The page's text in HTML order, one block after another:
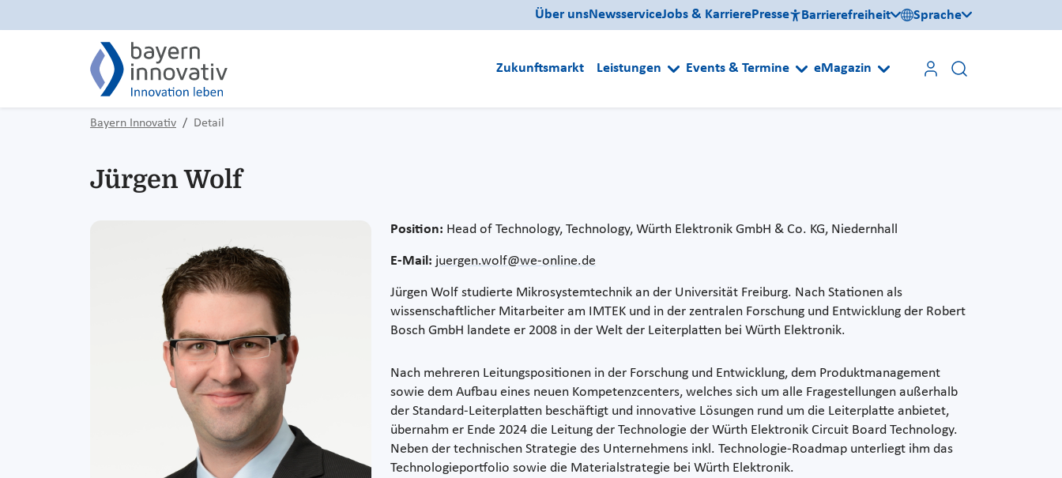
Über unsNewsserviceJobs & KarrierePresse Barrierefreiheit Sprache
Zukunftsmarkt Leistungen Events & Termine eMagazin
Bayern Innovativ Detail
Jürgen Wolf
Position: Head of Technology, Technology, Würth Elektronik GmbH & Co. KG, Niedernhall
E-Mail: juergen.wolf@we-online.de
Jürgen Wolf studierte Mikrosystemtechnik an der Universität Freiburg. Nach Stationen als
wissenschaftlicher Mitarbeiter am IMTEK und in der zentralen Forschung und Entwicklung der Robert
Bosch GmbH landete er 2008 in der Welt der Leiterplatten bei Würth Elektronik.
Nach mehreren Leitungspositionen in der Forschung und Entwicklung, dem Produktmanagement
sowie dem Aufbau eines neuen Kompetenzcenters, welches sich um alle Fragestellungen außerhalb
der Standard-Leiterplatten beschäftigt und innovative Lösungen rund um die Leiterplatte anbietet,
übernahm er Ende 2024 die Leitung der Technologie der Würth Elektronik Circuit Board Technology.
Neben der technischen Strategie des Unternehmens inkl. Technologie-Roadmap unterliegt ihm das
Technologieportfolio sowie die Materialstrategie bei Würth Elektronik.